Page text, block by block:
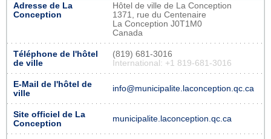
Adresse de La
Conception
Hôtel de ville de La Conception
1371, rue du Centenaire
La Conception J0T1M0
Canada
Téléphone de l'hôtel
de ville
(819) 681-3016
International: +1 819-681-3016
E-Mail de l'hôtel de
ville
info@municipalite.laconception.qc.ca
Site officiel de La
Conception
municipalite.laconception.qc.ca